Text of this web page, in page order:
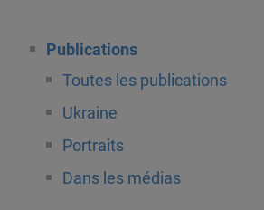
Publications
Toutes les publications
Ukraine
Portraits
Dans les médias